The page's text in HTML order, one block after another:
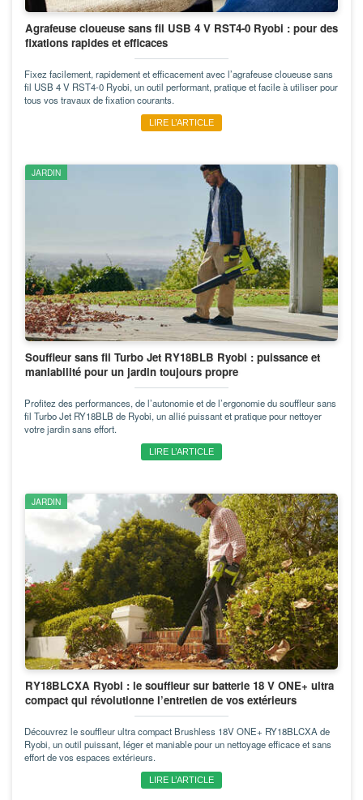
Agrafeuse cloueuse sans fil USB 4 V RST4-0 Ryobi : pour des
fixations rapides et efficaces
Fixez facilement, rapidement et efficacement avec l’agrafeuse cloueuse sans
fil USB 4 V RST4-0 Ryobi, un outil performant, pratique et facile à utiliser pour
tous vos travaux de fixation courants.
LIRE L’ARTICLE
JARDIN
Souffleur sans fil Turbo Jet RY18BLB Ryobi : puissance et
maniabilité pour un jardin toujours propre
Profitez des performances, de l’autonomie et de l’ergonomie du souffleur sans
fil Turbo Jet RY18BLB de Ryobi, un allié puissant et pratique pour nettoyer
votre jardin sans effort.
LIRE L’ARTICLE
JARDIN
RY18BLCXA Ryobi : le souffleur sur batterie 18 V ONE+ ultra
compact qui révolutionne l’entretien de vos extérieurs
Découvrez le souffleur ultra compact Brushless 18V ONE+ RY18BLCXA de
Ryobi, un outil puissant, léger et maniable pour un nettoyage efficace et sans
effort de vos espaces extérieurs.
LIRE L’ARTICLE